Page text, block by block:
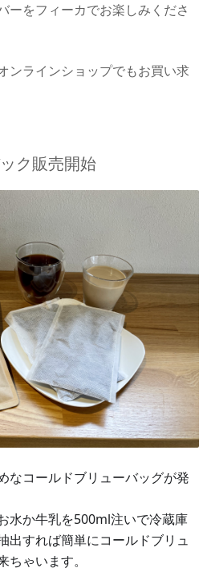
ーをフィーカでお楽しみくださ
ンラインショップでもお買い求
ク販売開始
なコールドブリューバッグが発
水か牛乳を500ml注いで冷蔵庫
出すれば簡単にコールドブリュ
ゃいます。